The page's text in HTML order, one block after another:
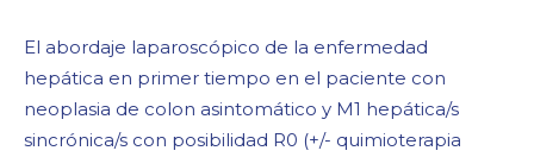
El abordaje laparoscópico de la enfermedad
hepática en primer tiempo en el paciente con
neoplasia de colon asintomático y M1 hepática/s
sincrónica/s con posibilidad R0 (+/- quimioterapia